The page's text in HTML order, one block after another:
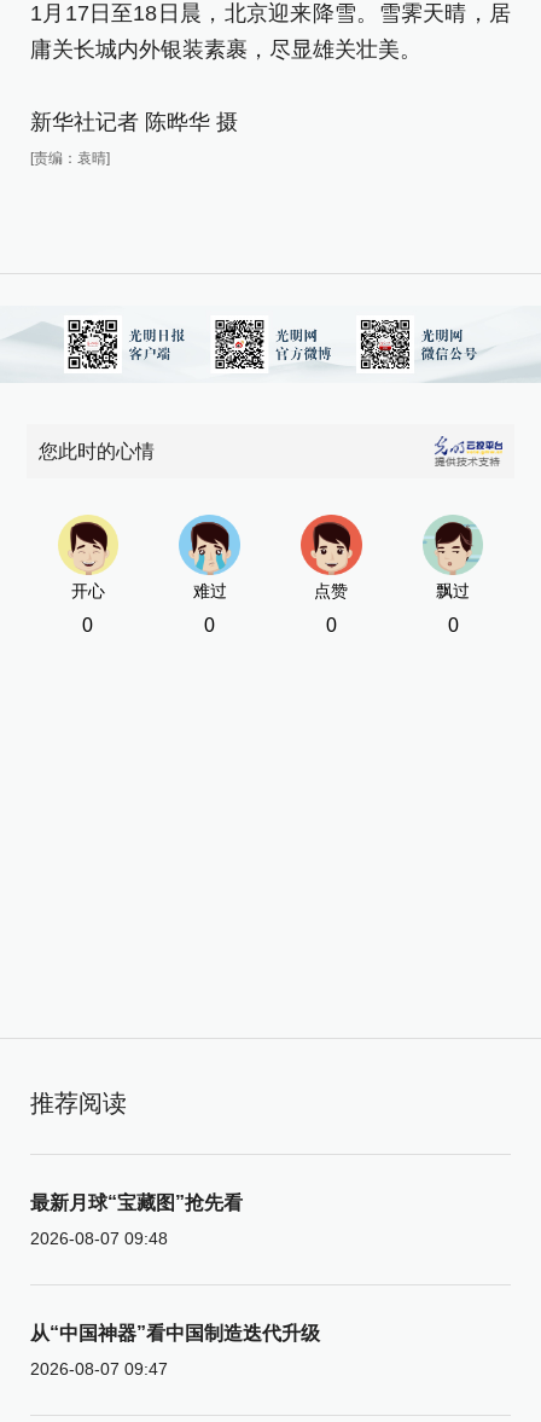
1月17日至18日晨，北京迎来降雪。雪霁天晴，居
庸关长城内外银装素裹，尽显雄关壮美。
新华社记者 陈晔华 摄
[责编：袁晴]
您此时的心情
开心
0
难过
0
点赞
0
飘过
0
推荐阅读
最新月球“宝藏图”抢先看
2026-08-07 09:48
从“中国神器”看中国制造迭代升级
2026-08-07 09:47